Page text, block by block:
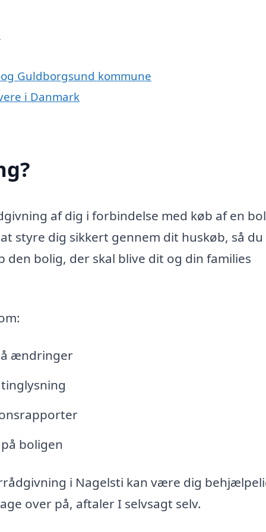
Guldborgsund kommune
i Danmark
af dig i forbindelse med køb af en
styre dig sikkert gennem dit huskøb, så du
bolig, der skal blive dit og din families
ændringer
boligen
i Nagelsti kan være dig
over på, aftaler I selvsagt selv.